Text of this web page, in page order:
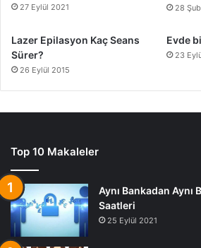
27 Eylül 2021 28
Lazer Epilasyon Kaç Seans
Sürer?
26 Eylül 2015
Evde
23
Top 10 Makaleler
Aynı Bankadan Aynı
Saatleri
25 Eylül 2021